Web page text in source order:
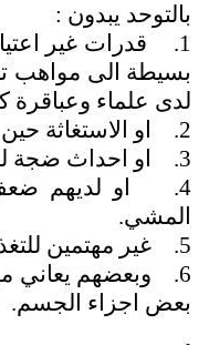
بالتوحد يبدون :
1.
قدرات غير
بسيطة الى مواهب
لدى علماء وعباقرة
2.
او الاستغاثة
3.
او احداث ضجة
4.
او لديهم
المشي.
5.
غير مهتمين
6.
وبعضهم يعاني
بعض اجزاء الجسم.